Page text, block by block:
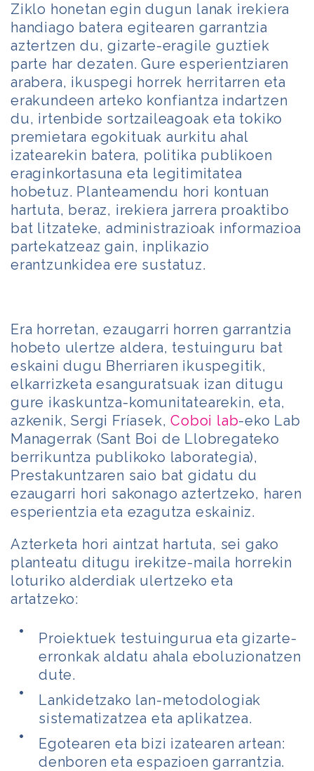
Ziklo honetan egin dugun lanak irekiera
handiago batera egitearen garrantzia
aztertzen du, gizarte-eragile guztiek
parte har dezaten. Gure esperientziaren
arabera, ikuspegi horrek herritarren eta
erakundeen arteko konfiantza indartzen
du, irtenbide sortzaileagoak eta tokiko
premietara egokituak aurkitu ahal
izatearekin batera, politika publikoen
eraginkortasuna eta legitimitatea
hobetuz. Planteamendu hori kontuan
hartuta, beraz, irekiera jarrera proaktibo
bat litzateke, administrazioak informazioa
partekatzeaz gain, inplikazio
erantzunkidea ere sustatuz.
Era horretan, ezaugarri horren garrantzia
hobeto ulertze aldera, testuinguru bat
eskaini dugu Bherriaren ikuspegitik,
elkarrizketa esanguratsuak izan ditugu
gure ikaskuntza-komunitatearekin, eta,
azkenik, Sergi Fríasek, Coboi lab-eko Lab
Managerrak (Sant Boi de Llobregateko
berrikuntza publikoko laborategia),
Prestakuntzaren saio bat gidatu du
ezaugarri hori sakonago aztertzeko, haren
esperientzia eta ezagutza eskainiz.
Azterketa hori aintzat hartuta, sei gako
planteatu ditugu irekitze-maila horrekin
loturiko alderdiak ulertzeko eta
artatzeko:
Proiektuek testuingurua eta gizarte-
erronkak aldatu ahala eboluzionatzen
dute.
Lankidetzako lan-metodologiak
sistematizatzea eta aplikatzea.
Egotearen eta bizi izatearen artean:
denboren eta espazioen garrantzia.